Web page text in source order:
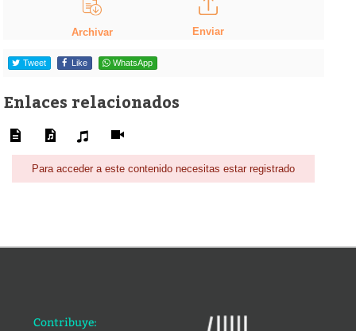
Archivar Enviar
Tweet Like WhatsApp
Enlaces relacionados
Para acceder a este contenido necesitas estar registrado
Contribuye: